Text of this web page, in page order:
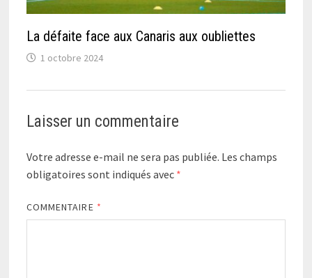
La défaite face aux Canaris aux oubliettes
1 octobre 2024
Laisser un commentaire
Votre adresse e-mail ne sera pas publiée. Les champs
obligatoires sont indiqués avec *
COMMENTAIRE *